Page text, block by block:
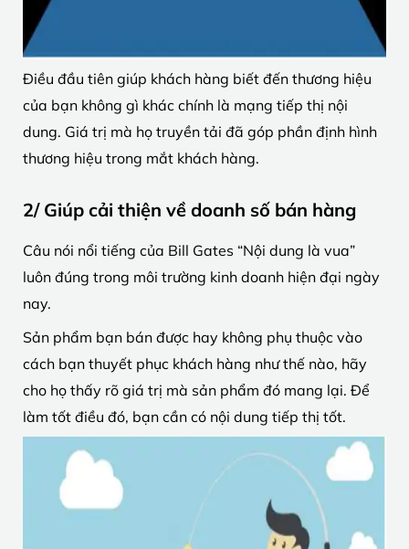
Điều đầu tiên giúp khách hàng biết đến thương hiệu
của bạn không gì khác chính là mạng tiếp thị nội
dung. Giá trị mà họ truyền tải đã góp phần định hình
thương hiệu trong mắt khách hàng.
2/ Giúp cải thiện về doanh số bán hàng
Câu nói nổi tiếng của Bill Gates “Nội dung là vua”
luôn đúng trong môi trường kinh doanh hiện đại ngày
nay.
Sản phẩm bạn bán được hay không phụ thuộc vào
cách bạn thuyết phục khách hàng như thế nào, hãy
cho họ thấy rõ giá trị mà sản phẩm đó mang lại. Để
làm tốt điều đó, bạn cần có nội dung tiếp thị tốt.